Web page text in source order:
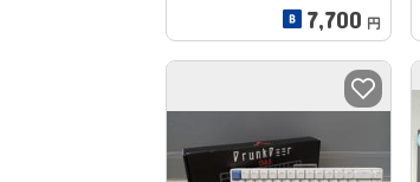
7,700 円